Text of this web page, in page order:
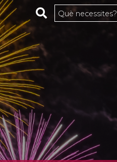
Cerca al web
Què necessites?